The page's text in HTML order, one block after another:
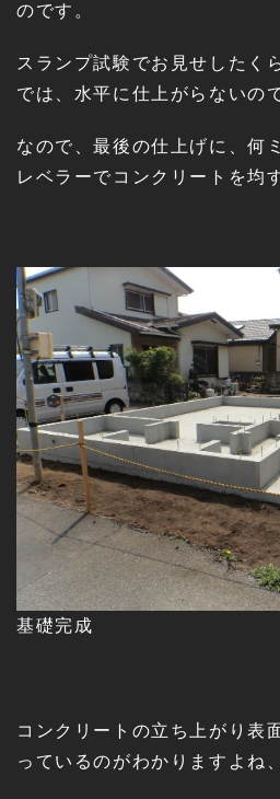
のです。
スランプ試験でお見せしたく
では、水平に仕上がらないの
なので、最後の仕上げに、何
レベラーでコンクリートを均
基礎完成
コンクリートの立ち上がり表
っているのがわかりますよね